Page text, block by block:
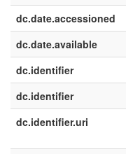
dc.date.accessioned
dc.date.available
dc.identifier
dc.identifier
dc.identifier.uri